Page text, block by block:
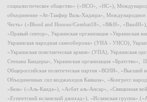
социалистическое общество» («НСО», «НС»),
объединение «Ат-Такфир Валь-Хиджра», Международное
Честь» («Blood and Honour/Combat18», «B&H», «BandH»),
«Правый сектор», Украинская организация «Украинская
Украинская народная самооборона» (УНА - УНСО),
«Украинская повстанческая армия» (УПА), Украинская
Степана Бандеры», Украинская организация «Братство»,
Общероссийская политическая партия «ВОЛЯ», «Высший
Объединенных сил моджахедов Кавказа», «Конгресс
«База» («Аль-Каида»), «Асбат аль-Ансар», «Священная
«Египетский исламский джихад»), «Исламская группа»